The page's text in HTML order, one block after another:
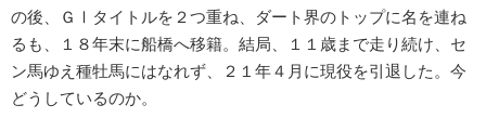
の後、ＧⅠタイトルを２つ重ね、ダート界のトップに名を連ね
るも、１８年末に船橋へ移籍。結局、１１歳まで走り続け、セ
ン馬ゆえ種牡馬にはなれず、２１年４月に現役を引退した。今
どうしているのか。